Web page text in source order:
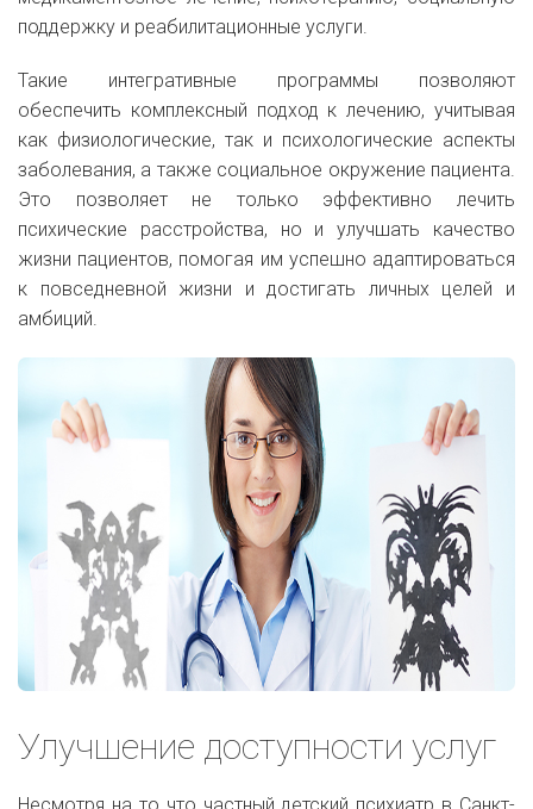
поддержку и реабилитационные услуги.
Такие интегративные программы позволяют
обеспечить комплексный подход к лечению, учитывая
как физиологические, так и психологические аспекты
заболевания, а также социальное окружение пациента.
Это позволяет не только эффективно лечить
психические расстройства, но и улучшать качество
жизни пациентов, помогая им успешно адаптироваться
к повседневной жизни и достигать личных целей и
амбиций.
Улучшение доступности услуг